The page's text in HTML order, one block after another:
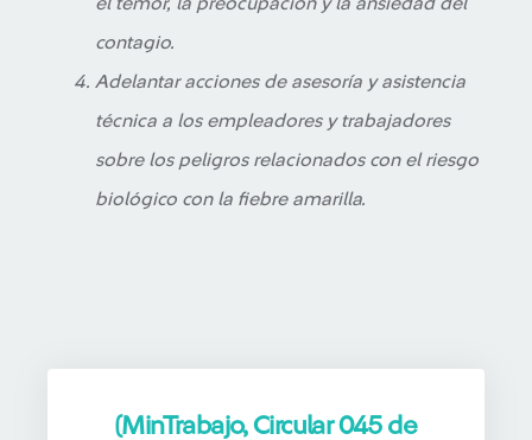
contagio.
Adelantar acciones de asesoría y asistencia
técnica a los empleadores y trabajadores
sobre los peligros relacionados con el riesgo
biológico con la fiebre amarilla.
(MinTrabajo, Circular 045 de